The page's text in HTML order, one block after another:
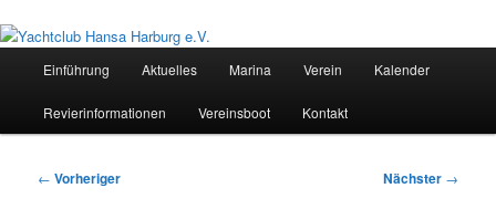
Einführung Aktuelles Marina Verein Kalender
Revierinformationen Vereinsboot Kontakt
Beitragsnavigation
← Vorheriger Nächster →